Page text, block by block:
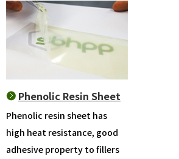
Phenolic Resin Sheet
Phenolic resin sheet has
high heat resistance, good
adhesive property to fillers